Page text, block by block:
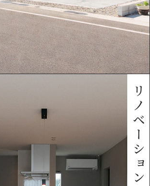
リノベーション